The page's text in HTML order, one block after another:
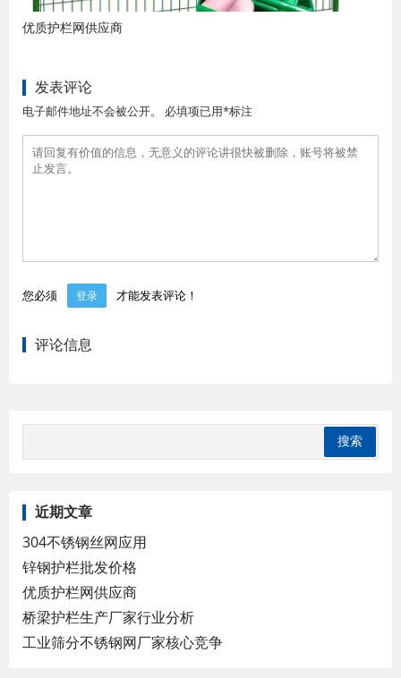
优质护栏网供应商
发表评论
电子邮件地址不会被公开。 必填项已用*标注
您必须 登录 才能发表评论！
评论信息
近期文章
304不锈钢丝网应用
锌钢护栏批发价格
优质护栏网供应商
桥梁护栏生产厂家行业分析
工业筛分不锈钢网厂家核心竞争